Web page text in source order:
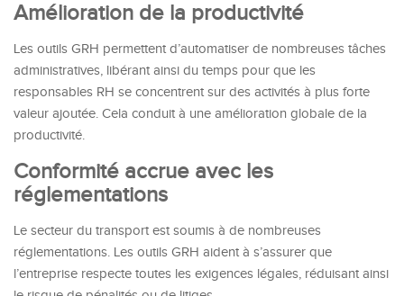
Amélioration de la productivité
Les outils GRH permettent d’automatiser de nombreuses tâches
administratives, libérant ainsi du temps pour que les
responsables RH se concentrent sur des activités à plus forte
valeur ajoutée. Cela conduit à une amélioration globale de la
productivité.
Conformité accrue avec les
réglementations
Le secteur du transport est soumis à de nombreuses
réglementations. Les outils GRH aident à s’assurer que
l’entreprise respecte toutes les exigences légales, réduisant ainsi